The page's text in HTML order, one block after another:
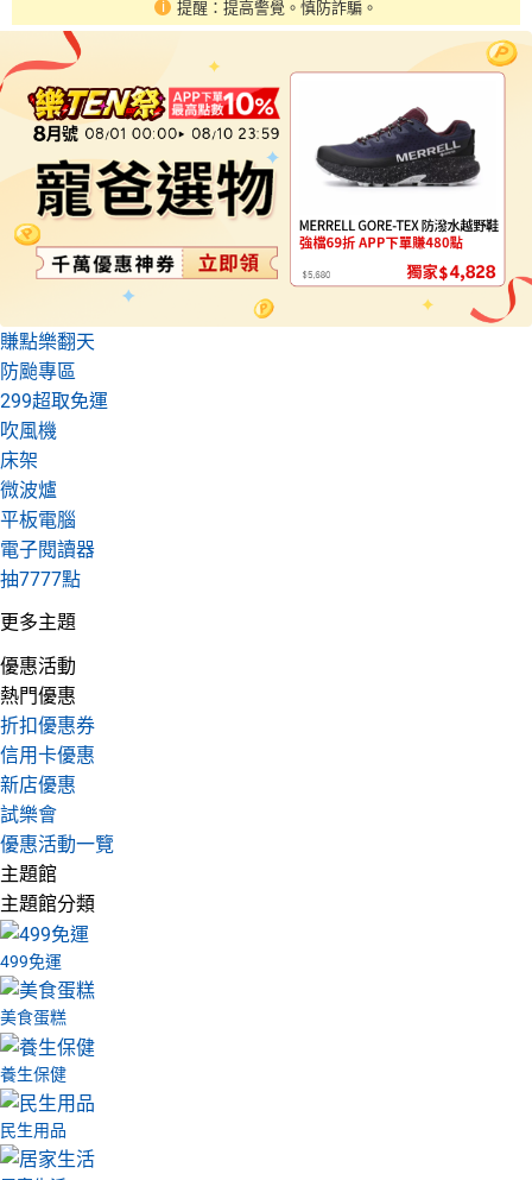
提醒：提高警覺。慎防詐騙。
賺點樂翻天
防颱專區
299超取免運
吹風機
床架
微波爐
平板電腦
電子閱讀器
抽7777點
更多主題
優惠活動
熱門優惠
折扣優惠券
信用卡優惠
新店優惠
試樂會
優惠活動一覽
主題館
主題館分類
499免運
美食蛋糕
養生保健
民生用品